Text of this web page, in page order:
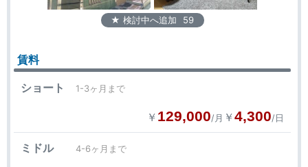
★ 検討中へ追加 59
賃料
ショート 1-3ヶ月まで
￥ 129,000/月 ￥4,300/日
ミドル 4-6ヶ月まで